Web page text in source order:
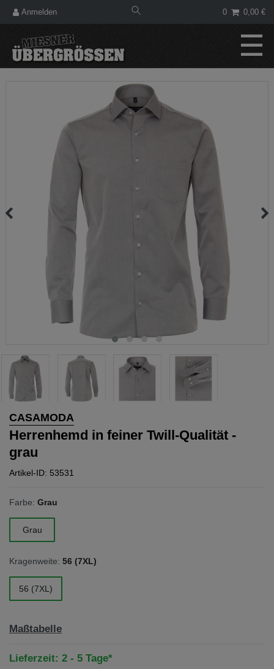
Anmelden 0 0,00 €
☰
CASAMODA
Herrenhemd in feiner Twill-Qualität -
grau
Artikel-ID: 53531
Farbe: Grau
Grau
Kragenweite: 56 (7XL)
56 (7XL)
Maßtabelle
Lieferzeit: 2 - 5 Tage*